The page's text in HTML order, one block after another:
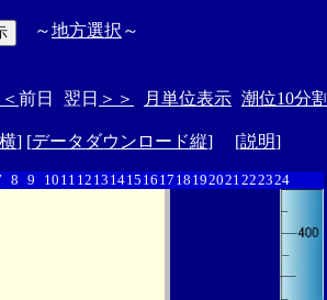
～地方選択 ～
前日 翌日 ＞＞ 月単位表示 潮位10分割
] [データダウンロード縦] [説明]
8 9 10 11 12 13 1415 16 17 18 192021222324